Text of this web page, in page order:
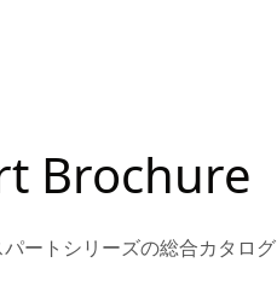
Brochure
ートシリーズの総合カタログ